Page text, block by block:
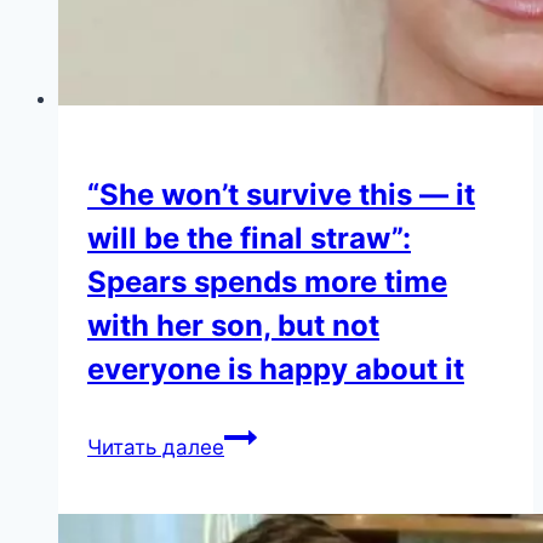
“She won’t survive this — it
will be the final straw”:
Spears spends more time
with her son, but not
everyone is happy about it
Читать далее“She
this